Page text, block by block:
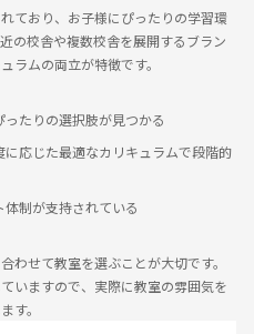
ており、お子様にぴったりの学習環
の校舎や複数校舎を展開するブラン
ラムの両立が特徴です。
たりの選択肢が見つかる
応じた最適なカリキュラムで段階的
制が支持されている
わせて教室を選ぶことが大切です。
いますので、実際に教室の雰囲気を
す。